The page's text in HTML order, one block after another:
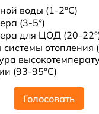
воды (1-2°С)
(3-5°)
для ЦОД (20-
отопления
(93-95°С)
Голосовать